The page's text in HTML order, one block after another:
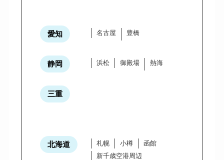
愛知 名古屋 豊橋
静岡 浜松 御殿場 熱海
三重
北海道 札幌 小樽
函館
新千歳空港周辺